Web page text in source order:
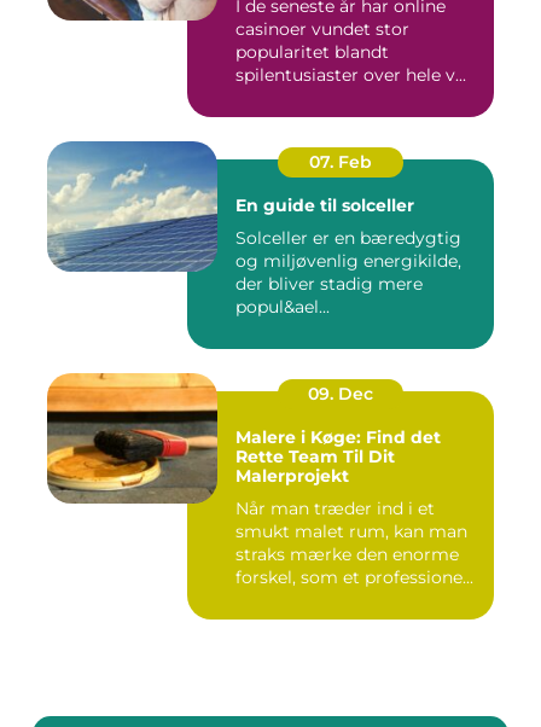
I de seneste år har online
casinoer vundet stor
popularitet blandt
spilentusiaster over hele v...
07. Feb
En guide til solceller
Solceller er en bæredygtig
og miljøvenlig energikilde,
der bliver stadig mere
popul&ael...
09. Dec
Malere i Køge: Find det
Rette Team Til Dit
Malerprojekt
Når man træder ind i et
smukt malet rum, kan man
straks mærke den enorme
forskel, som et professione...